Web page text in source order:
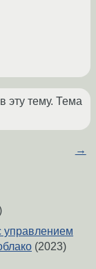
эту тему. Тема
→
управлением
(2023)